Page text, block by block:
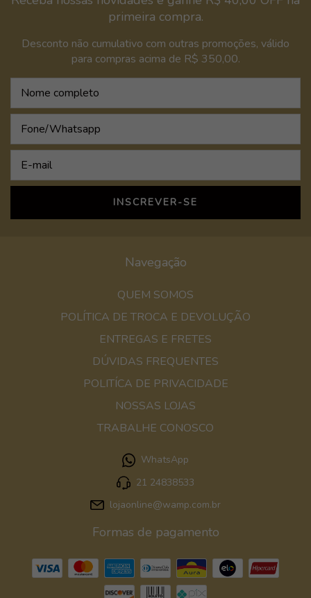
primeira compra.
Desconto não cumulativo com outras promoções, válido
para compras acima de R$ 350,00.
Navegação
QUEM SOMOS
POLÍTICA DE TROCA E DEVOLUÇÃO
ENTREGAS E FRETES
DÚVIDAS FREQUENTES
POLITÍCA DE PRIVACIDADE
NOSSAS LOJAS
TRABALHE CONOSCO
WhatsApp
21 24838533
lojaonline@wamp.com.br
Formas de pagamento